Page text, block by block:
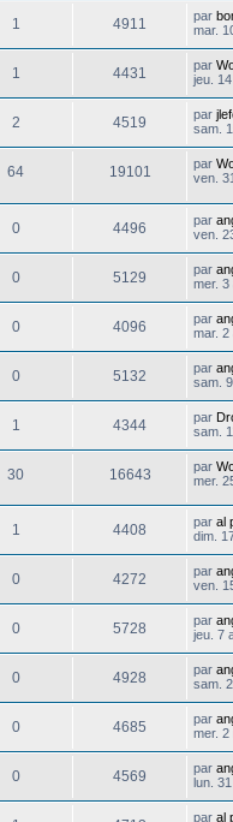
1 4911 par
mar.
1 4431 par
jeu.
2 4519 par
sam.
64 19101 par
ven.
0 4496 par
ven.
0 5129 par
mer. 3
0 4096 par
mar. 2
0 5132 par
sam.
1 4344 par
sam.
30 16643 par
mer.
1 4408 par al
dim.
0 4272 par
ven.
0 5728 par
jeu. 7
0 4928 par
sam.
0 4685 par
mer. 2
0 4569 par
lun.
par al